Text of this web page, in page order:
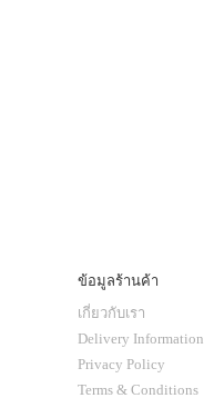
ข้อมูลร้านค้า
เกี่ยวกับเรา
Delivery Information
Privacy Policy
Terms & Conditions